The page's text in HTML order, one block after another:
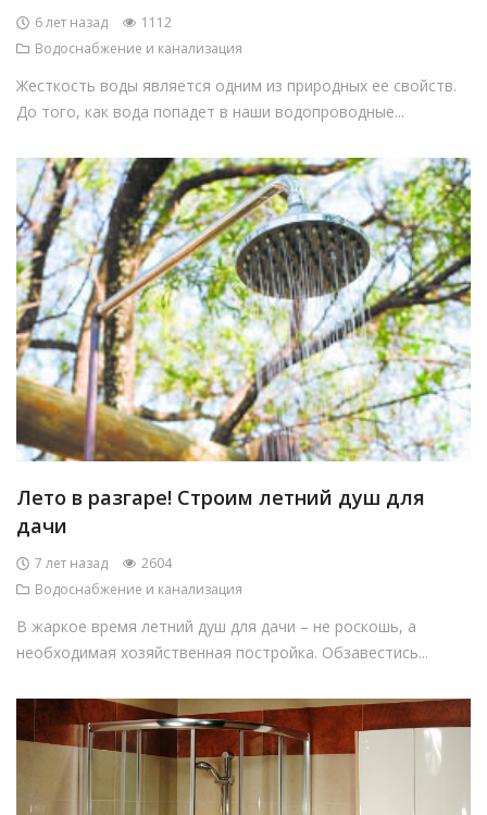
6 лет назад
1112
Водоснабжение и канализация
Жесткость воды является одним из природных ее свойств.
До того, как вода попадет в наши водопроводные...
Лето в разгаре! Строим летний душ для
дачи
7 лет назад
2604
Водоснабжение и канализация
В жаркое время летний душ для дачи – не роскошь, а
необходимая хозяйственная постройка. Обзавестись...